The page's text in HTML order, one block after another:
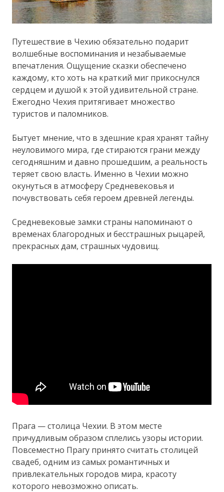
Путешествие в Чехию обязательно подарит
волшебные воспоминания и незабываемые
впечатления. Ощущение сказки обеспечено
каждому, кто хоть на краткий миг прикоснулся
сердцем и душой к этой удивительной стране.
Ежегодно Чехия притягивает множество
туристов и паломников.
Бытует мнение, что в здешние края хранят тайну
неуловимого мира, где стираются грани между
сегодняшним и давно прошедшим, а реальность
теряет свою власть. Именно в Чехии можно
окунуться в атмосферу Средневековья и
почувствовать себя героем древней легенды.
Средневековые замки страны напоминают о
временах благородных и бесстрашных рыцарей,
прекрасных дам, страшных чудовищ.
Прага — столица Чехии. В этом месте
причудливым образом сплелись узоры истории.
Повсеместно Прагу принято считать столицей
свадеб, одним из самых романтичных и
привлекательных городов мира, красоту
которого невозможно описать.